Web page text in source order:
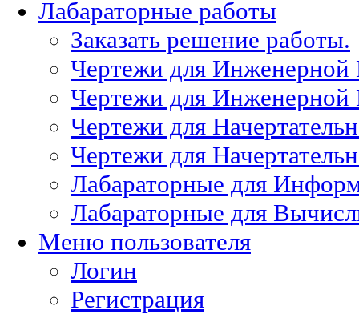
Лабараторные работы
Заказать решение работы.
Чертежи для
Чертежи для
Чертежи для
Чертежи для
Лабараторные для
Лабараторные для
Меню пользователя
Логин
Регистрация